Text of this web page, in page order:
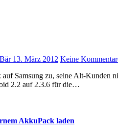
13. März 2012 Keine
2.2 auf 2.3.6 für die…
AkkuPack laden